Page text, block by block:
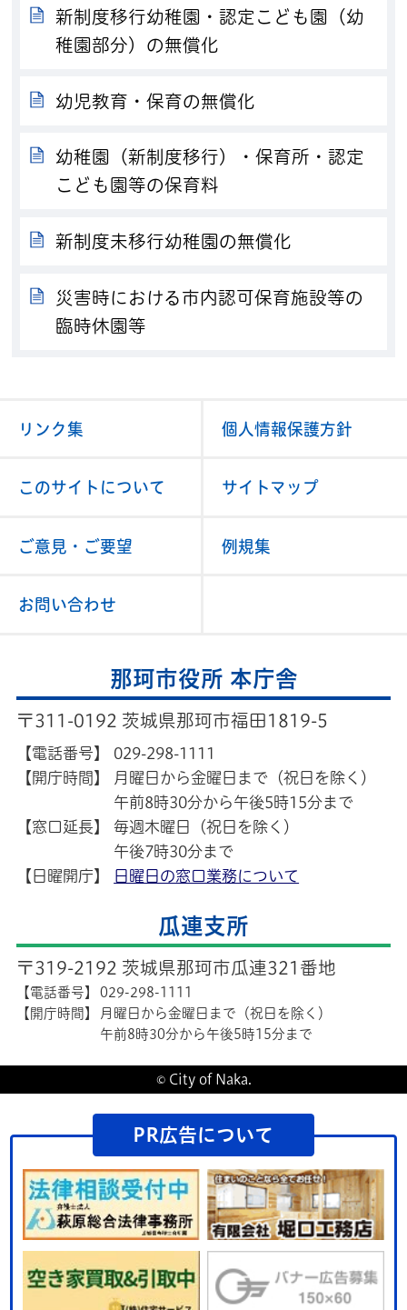
新制度移行幼稚園・認定こども園（幼
稚園部分）の無償化
幼児教育・保育の無償化
幼稚園（新制度移行）・保育所・認定
こども園等の保育料
新制度未移行幼稚園の無償化
災害時における市内認可保育施設等の
臨時休園等
リンク集 個人情報保護方針
このサイトについて サイトマップ
ご意見・ご要望 例規集
お問い合わせ
那珂市役所 本庁舎
〒311-0192 茨城県那珂市福田1819-5
【電話番号】
029-298-1111
【開庁時間】
月曜日から金曜日まで（祝日を除く）
午前8時30分から午後5時15分まで
【窓口延長】
毎週木曜日（祝日を除く）
午後7時30分まで
【日曜開庁】
日曜日の窓口業務について
瓜連支所
〒319-2192 茨城県那珂市瓜連321番地
【電話番号】
029-298-1111
【開庁時間】
月曜日から金曜日まで（祝日を除く）
午前8時30分から午後5時15分まで
© City of Naka.
PR広告について